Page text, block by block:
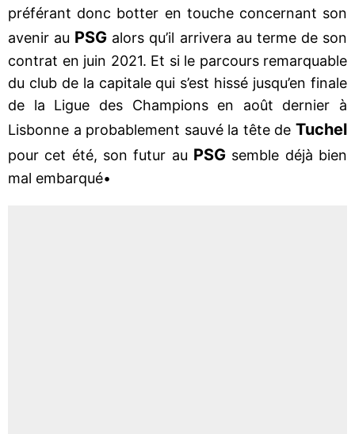
préférant donc botter en touche concernant son
avenir au PSG alors qu’il arrivera au terme de son
contrat en juin 2021. Et si le parcours remarquable
du club de la capitale qui s’est hissé jusqu’en finale
de la Ligue des Champions en août dernier à
Lisbonne a probablement sauvé la tête de Tuchel
pour cet été, son futur au PSG semble déjà bien
mal embarqué•